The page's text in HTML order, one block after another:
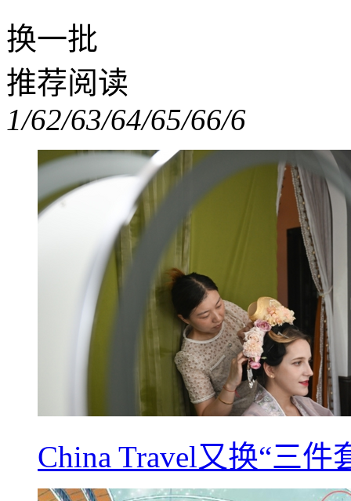
换一批
推荐阅读
1/62/63/64/65/66/6
China Travel又换“三